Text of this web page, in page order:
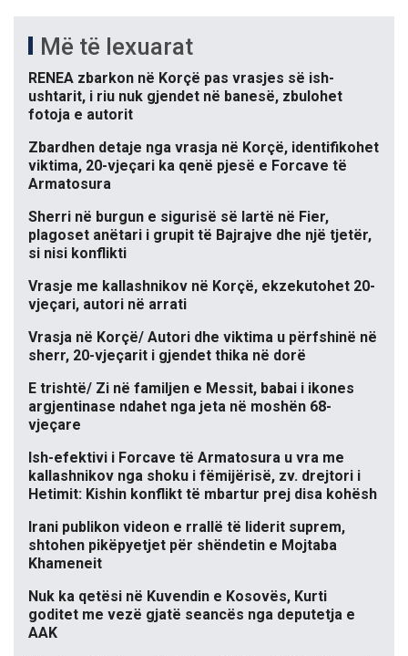
Më të lexuarat
RENEA zbarkon në Korçë pas vrasjes së ish-
ushtarit, i riu nuk gjendet në banesë, zbulohet
fotoja e autorit
Zbardhen detaje nga vrasja në Korçë, identifikohet
viktima, 20-vjeçari ka qenë pjesë e Forcave të
Armatosura
Sherri në burgun e sigurisë së lartë në Fier,
plagoset anëtari i grupit të Bajrajve dhe një tjetër,
si nisi konflikti
Vrasje me kallashnikov në Korçë, ekzekutohet 20-
vjeçari, autori në arrati
Vrasja në Korçë/ Autori dhe viktima u përfshinë në
sherr, 20-vjeçarit i gjendet thika në dorë
E trishtë/ Zi në familjen e Messit, babai i ikones
argjentinase ndahet nga jeta në moshën 68-
vjeçare
Ish-efektivi i Forcave të Armatosura u vra me
kallashnikov nga shoku i fëmijërisë, zv. drejtori i
Hetimit: Kishin konflikt të mbartur prej disa kohësh
Irani publikon videon e rrallë të liderit suprem,
shtohen pikëpyetjet për shëndetin e Mojtaba
Khameneit
Nuk ka qetësi në Kuvendin e Kosovës, Kurti
goditet me vezë gjatë seancës nga deputetja e
AAK